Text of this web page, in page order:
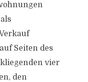
Seiten des
vier
den